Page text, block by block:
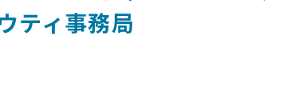
ティ事務局